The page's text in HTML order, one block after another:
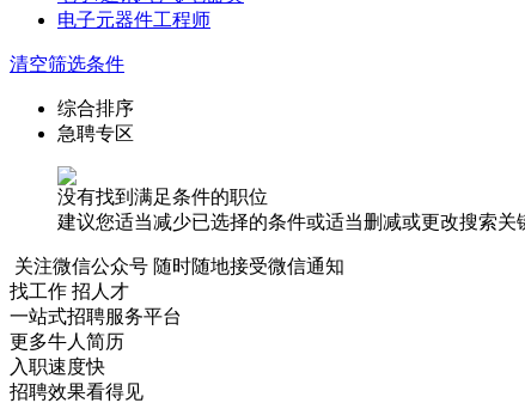
电子元器件工程师
清空筛选条件
综合排序
急聘专区
没有找到满足条件的职位
建议您适当减少已选择的条件或适当删减或更改搜索关
关注微信公众号 随时随地接受微信通知
找工作 招人才
一站式招聘服务平台
更多牛人简历
入职速度快
招聘效果看得见